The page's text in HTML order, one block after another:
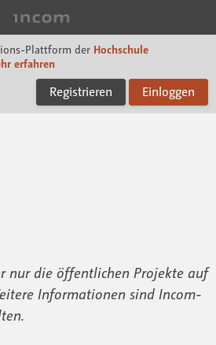
Plattform der Hochschule
erfahren
Registrieren Einloggen
nur die öffentlichen Projekte auf
Informationen sind Incom-